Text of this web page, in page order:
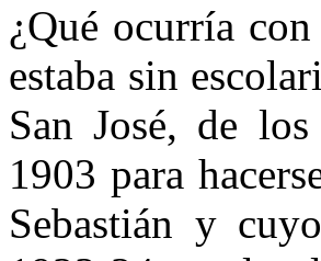
¿Qué ocurría
estaba sin
San José, de
1903 para
Sebastián y